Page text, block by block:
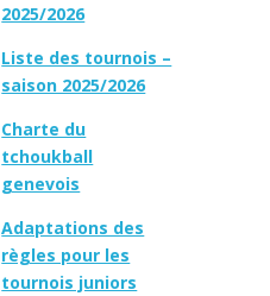
2025/2026
Liste des tournois –
saison 2025/2026
Charte du
tchoukball
genevois
Adaptations des
règles pour les
tournois juniors